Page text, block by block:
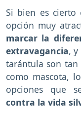
Si bien es cierto
opción muy
marcar la
extravagancia,
tarántula son tan
como mascota,
opciones que
contra la vida